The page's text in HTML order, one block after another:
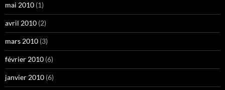
mai 2010 (1)
avril 2010 (2)
mars 2010 (3)
février 2010 (6)
janvier 2010 (6)